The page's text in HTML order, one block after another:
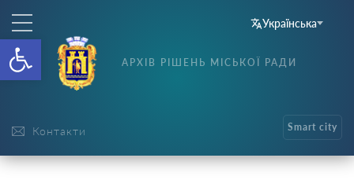
Відкрити Панель
Українська
Контакти
АРХІВ РІШЕНЬ МІСЬКОЇ РАДИ
Smart city